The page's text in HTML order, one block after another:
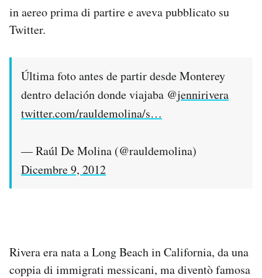
in aereo prima di partire e aveva pubblicato su
Twitter.
Última foto antes de partir desde Monterey
dentro delación donde viajaba @jennirivera
twitter.com/rauldemolina/s…
— Raúl De Molina (@rauldemolina)
Dicembre 9, 2012
Rivera era nata a Long Beach in California, da una
coppia di immigrati messicani, ma diventò famosa